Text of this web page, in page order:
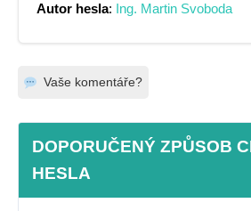
Autor hesla: Ing. Martin Svoboda
Vaše komentáře?
DOPORUČENÝ ZPŮSOB
HESLA